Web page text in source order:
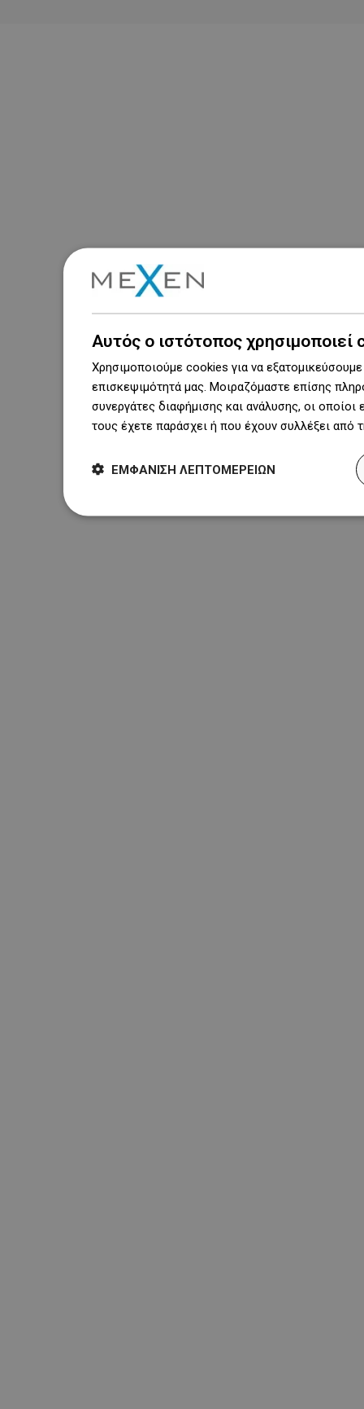
Αυτός ο ιστότοπος χρησιμοποιεί
Χρησιμοποιούμε cookies για να
επισκεψιμότητά μας. Μοιραζόμαστε επίσης
συνεργάτες διαφήμισης και ανάλυσης, οι
τους έχετε παράσχει ή που έχουν συλλέξει
ΕΜΦΆΝΙΣΗ ΛΕΠΤΟΜΕΡΕΙΏΝ